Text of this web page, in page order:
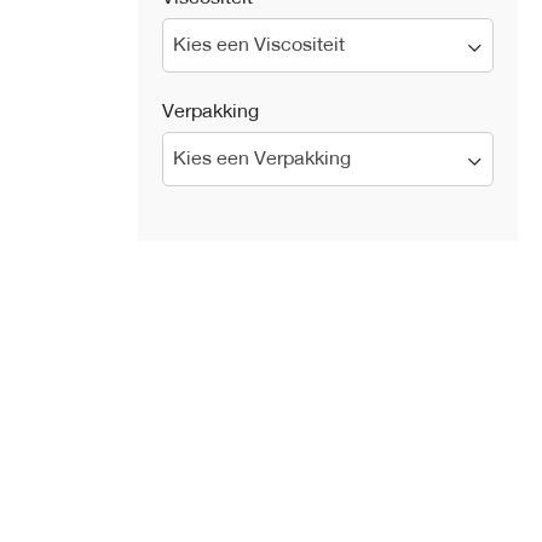
Kies een Viscositeit
Verpakking
Kies een Verpakking